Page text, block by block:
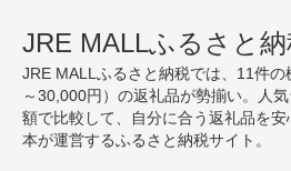
JRE MALLふるさと
JRE MALLふるさと納税では、11件
～30,000円）の返礼品が勢揃い。人
額で比較して、自分に合う返礼品を
本が運営するふるさと納税サイト。